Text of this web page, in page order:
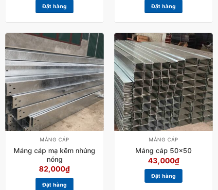
Đặt hàng Đặt hàng
MÁNG CÁP
Máng cáp mạ kẽm nhúng
nóng
82,000₫
Đặt hàng
MÁNG CÁP
Máng cáp 50×50
43,000₫
Đặt hàng